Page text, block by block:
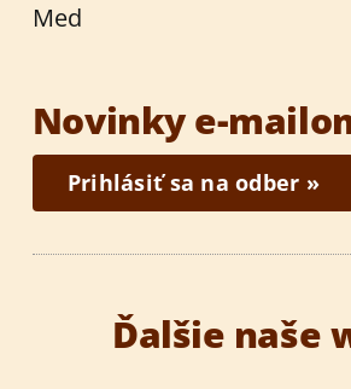
Med
Novinky e-
Prihlásiť sa na odber »
Ďalšie naše